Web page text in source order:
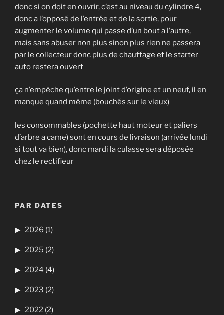
donc si on doit en ouvrir, c’est au niveau du cylindre 4,
donc a l’opposé de l’entrée et de la sortie, pour
augmenter le volume qui passe d’un bout a l’autre,
mais sans abuser non plus sinon plus rien ne passera
par le collecteur donc plus de chauffage et le starter
auto restera ouvert
ça n’empêche qu’entre le joint d’origine et un neuf, il en
manque quand même (bouchés sur le vieux)
les consommables (pochette haut moteur et paliers
d’arbre a came) sont en cours de livraison (arrivée lundi
si tout va bien), donc mardi la culasse sera déposée
chez le rectifieur
PAR DATES
2026 (1)
2025 (2)
2024 (4)
2023 (2)
2022 (2)